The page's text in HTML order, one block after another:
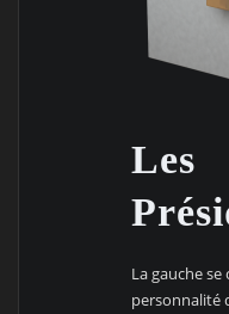
Les
La gauche
personnalité